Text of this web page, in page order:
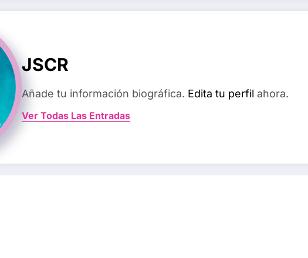
JSCR
Añade tu información biográfica. Edita tu perfil ahora.
Ver Todas Las Entradas